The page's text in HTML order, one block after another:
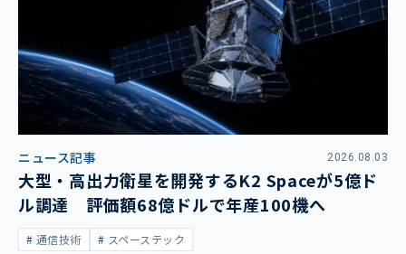
ニュース記事 2026.08.03
大型・高出力衛星を開発するK2 Spaceが5億ド
ル調達 評価額68億ドルで年産100機へ
通信技術 スペーステック